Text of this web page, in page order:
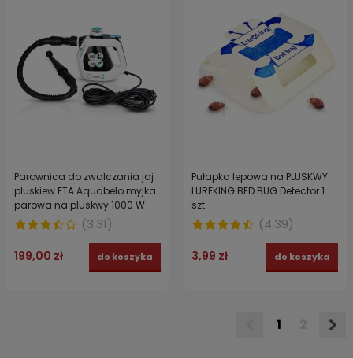
Parownica do zwalczania jaj
pluskiew ETA Aquabelo myjka
parowa na pluskwy 1000 W
(3.31)
199,00 zł do koszyka
Pułapka lepowa na PLUSKWY
LUREKING BED BUG Detector 1
szt.
(4.39)
3,99 zł do koszyka
1